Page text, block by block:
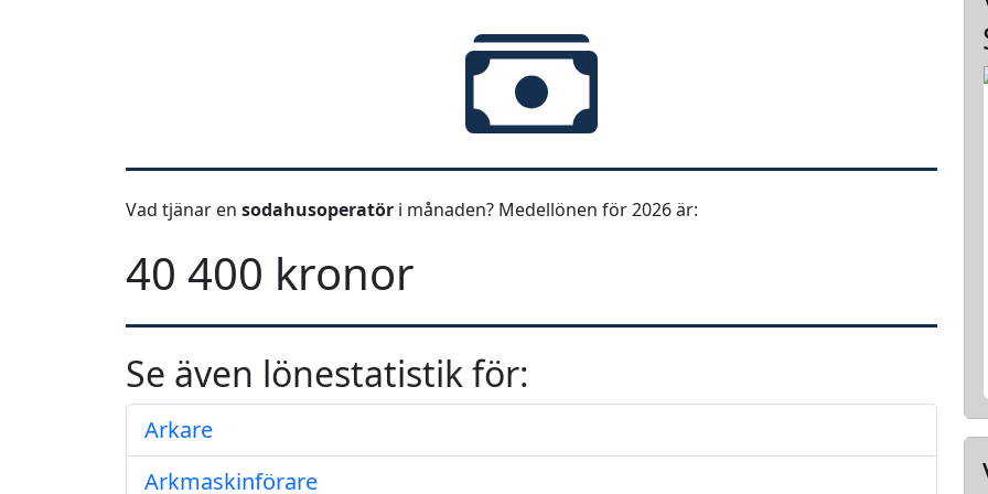
Vad tjänar en sodahusoperatör i månaden? Medellönen för 2026 är:
40 400 kronor
Se även lönestatistik för:
Arkare
Arkmaskinförare